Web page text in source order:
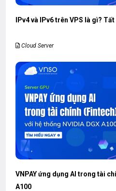
IPv4 và IPv6 trên VPS là gì?
Cloud Server
VNPAY ứng dụng AI trong tài
A100